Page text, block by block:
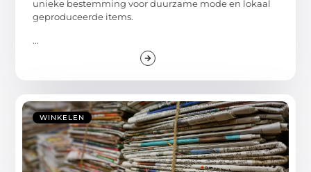
unieke bestemming voor duurzame mode en lokaal
geproduceerde items.
...
WINKELEN